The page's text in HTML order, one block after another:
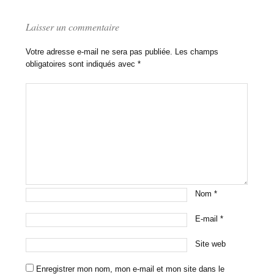
Laisser un commentaire
Votre adresse e-mail ne sera pas publiée. Les champs
obligatoires sont indiqués avec*
Nom*
E-mail*
Site web
Enregistrer mon nom, mon e-mail et mon site dans le